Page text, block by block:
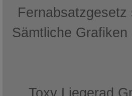
Sämtliche
Toxy Liegerad